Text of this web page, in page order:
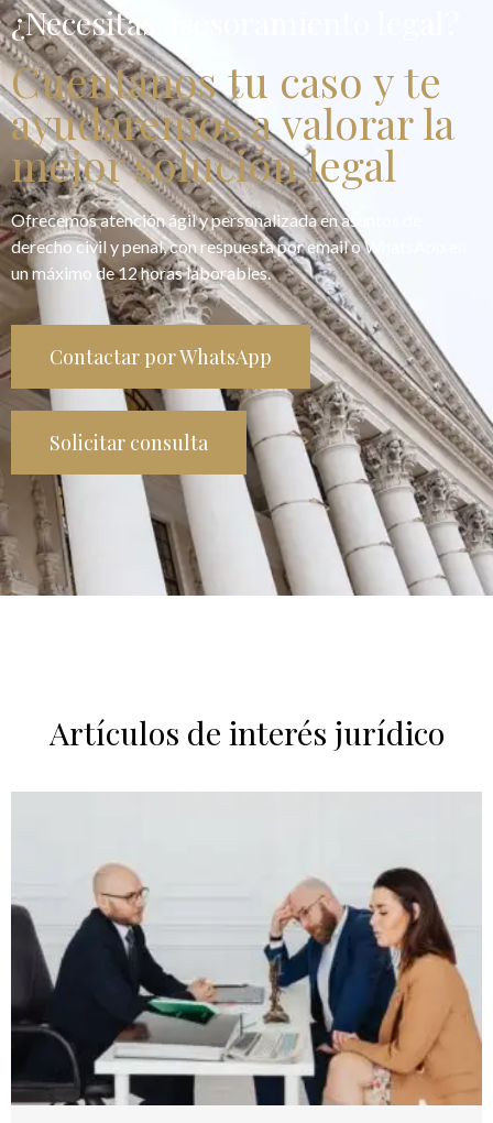
¿Necesitas asesoramiento legal?
Cuentanos tu caso y te
ayudaremos a valorar la
mejor solución legal
Ofrecemos atención ágil y personalizada en asuntos de
derecho civil y penal, con respuesta por email o WhatsApp en
un máximo de 12 horas laborables.
Contactar por WhatsApp
Solicitar consulta
Artículos de interés jurídico